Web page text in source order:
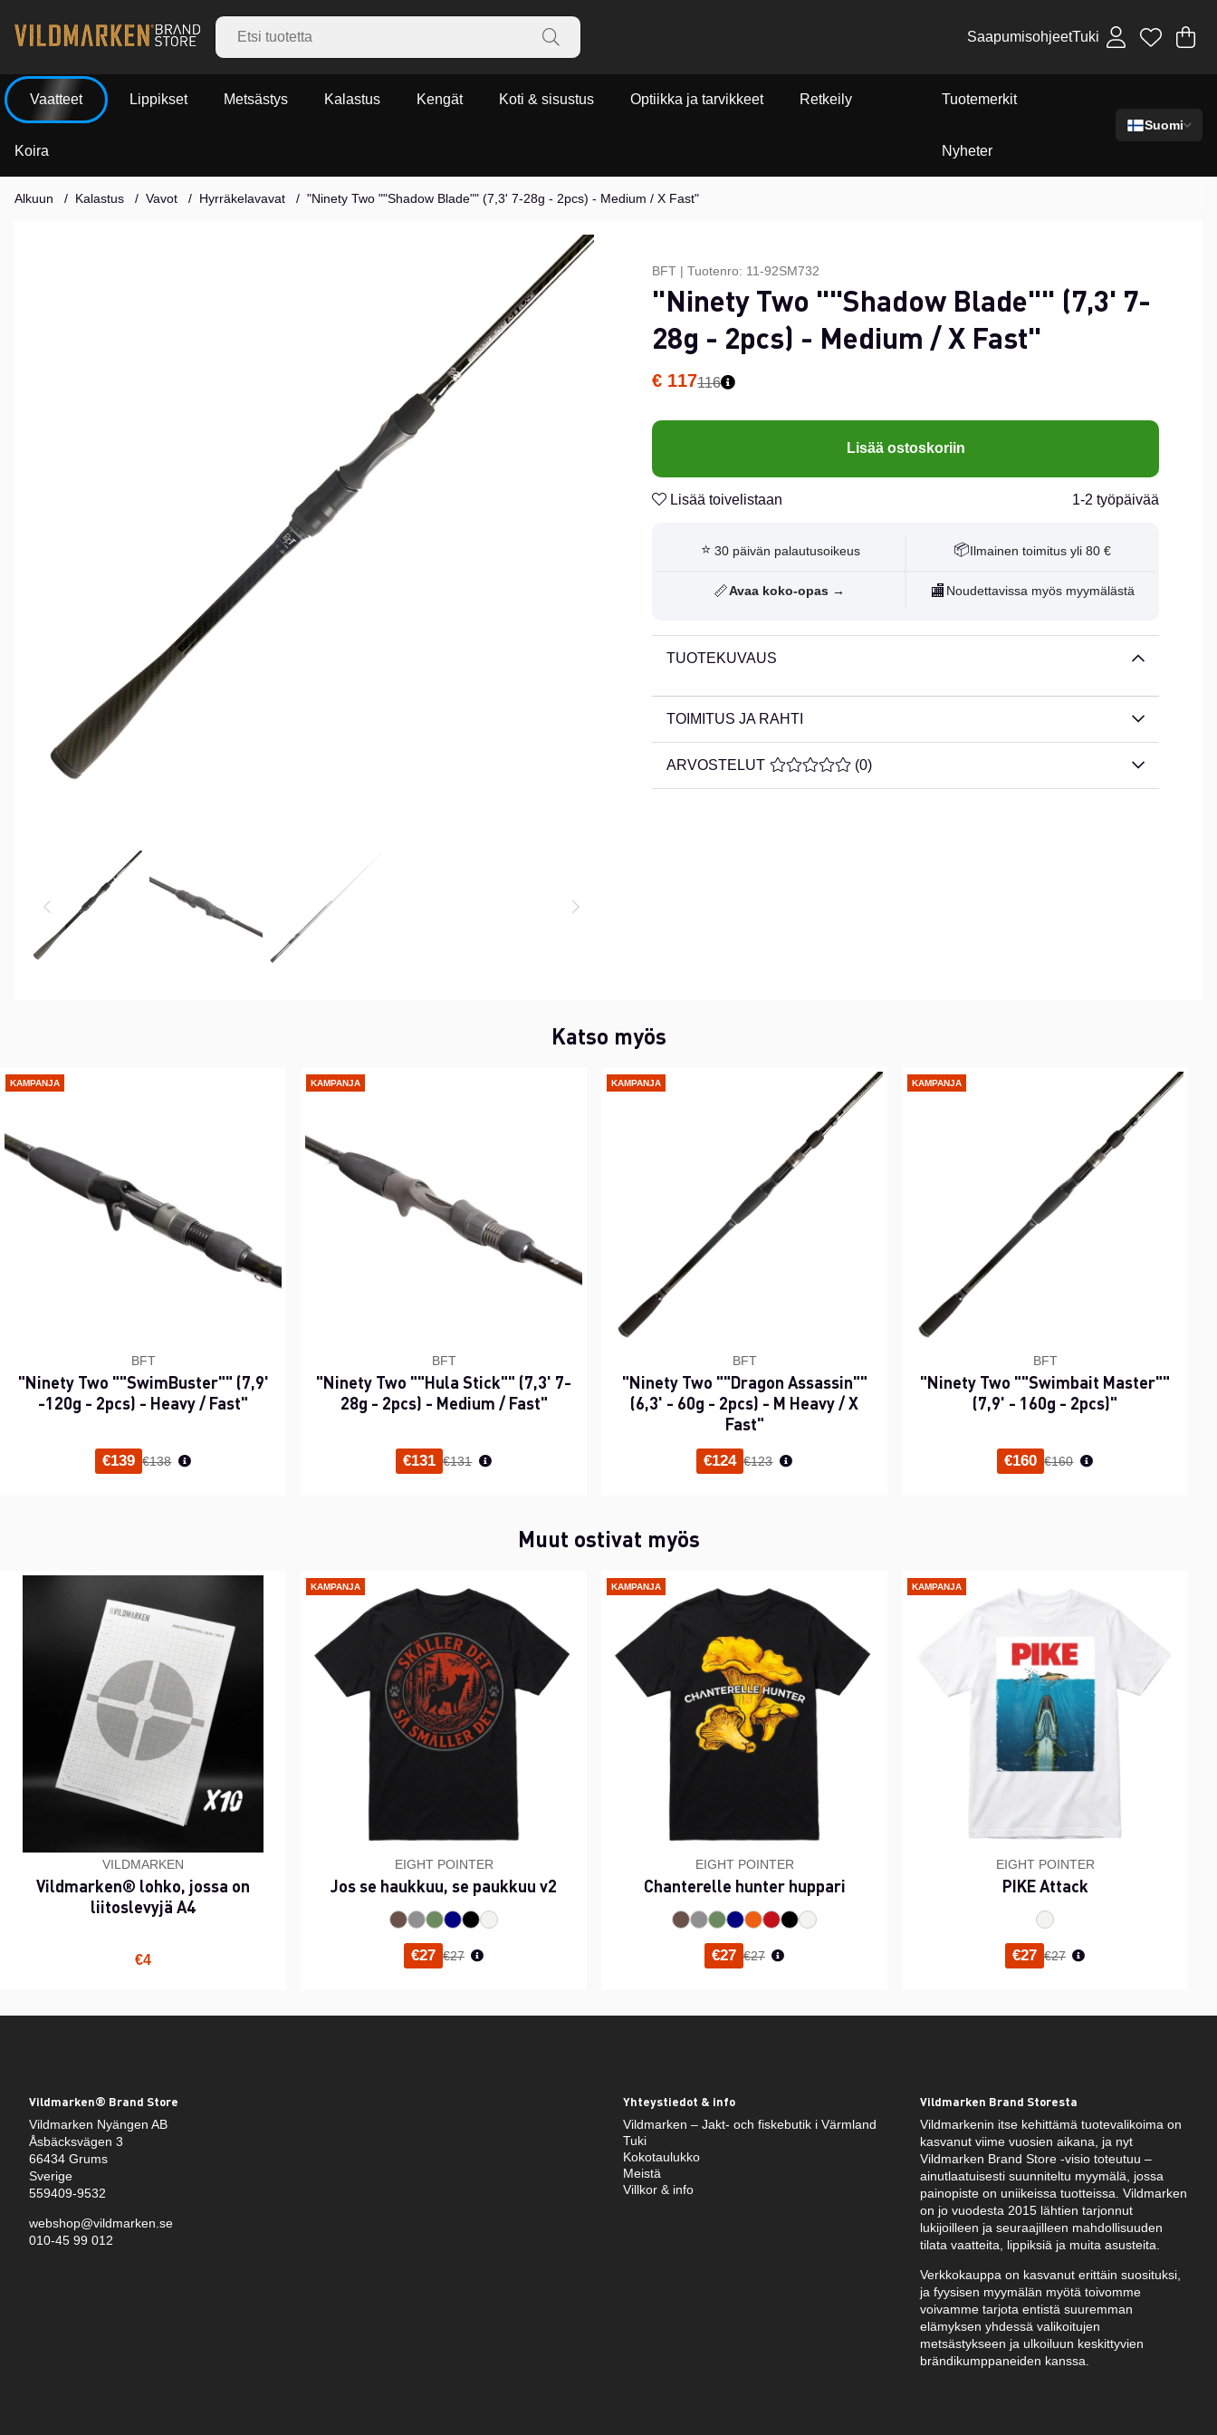
SaapumisohjeetTuki .
Vaatteet Lippikset Metsästys Kalastus Kengät Koti & sisustus Optiikka ja tarvikkeet Retkeily
Koira
Tuotemerkit
Nyheter
Suomi
Alkuun Kalastus Vavot Hyrräkelavavat "Ninety Two ""Shadow Blade"" (7,3' 7-28g - 2pcs) - Medium / X Fast"
BFT | Tuotenro: 11-92SM732
"Ninety Two ""Shadow Blade"" (7,3' 7-
28g - 2pcs) - Medium / X Fast"
€ 117116
Lisää ostoskoriin
Lisää toivelistaan 1-2 työpäivää
⭐ 30 päivän palautusoikeus 📦 Ilmainen toimitus yli 80 €
📏Avaa koko-opas → 🏬 Noudettavissa myös myymälästä
TUOTEKUVAUS
TOIMITUS JA RAHTI
ARVOSTELUT KESKIARVOLUOKITUS 0 / 5 ARVIOIDEN MÄÄRÄ 0
(0)
Katso myös
KAMPANJA
BFT
"Ninety Two ""SwimBuster"" (7,9'
-120g - 2pcs) - Heavy / Fast"
€139 Normaali hinta
€138
KAMPANJA
BFT
"Ninety Two ""Hula Stick"" (7,3' 7-
28g - 2pcs) - Medium / Fast"
€131 Normaali hinta
€131
KAMPANJA
BFT
"Ninety Two ""Dragon Assassin""
(6,3' - 60g - 2pcs) - M Heavy / X
Fast"
€124 Normaali hinta
€123
KAMPANJA
BFT
"Ninety Two ""Swimbait Master""
(7,9' - 160g - 2pcs)"
€160 Normaali hinta
€160
Muut ostivat myös
VILDMARKEN
Vildmarken® lohko, jossa on
liitoslevyjä A4
€4
KAMPANJA
EIGHT POINTER
Jos se haukkuu, se paukkuu v2
€27 Normaali hinta
€27
KAMPANJA
EIGHT POINTER
Chanterelle hunter huppari
€27 Normaali hinta
€27
KAMPANJA
EIGHT POINTER
PIKE Attack
€27 Normaali hinta
€27
Vildmarken® Brand Store
Vildmarken Nyängen AB
Åsbäcksvägen 3
66434 Grums
Sverige
559409-9532
webshop@vildmarken.se
010-45 99 012
Yhteystiedot & info
Vildmarken – Jakt- och fiskebutik i Värmland
Tuki
Kokotaulukko
Meistä
Villkor & info
Vildmarken Brand Storesta
Vildmarkenin itse kehittämä tuotevalikoima on
kasvanut viime vuosien aikana, ja nyt
Vildmarken Brand Store -visio toteutuu –
ainutlaatuisesti suunniteltu myymälä, jossa
painopiste on uniikeissa tuotteissa. Vildmarken
on jo vuodesta 2015 lähtien tarjonnut
lukijoilleen ja seuraajilleen mahdollisuuden
tilata vaatteita, lippiksiä ja muita asusteita.
Verkkokauppa on kasvanut erittäin suosituksi,
ja fyysisen myymälän myötä toivomme
voivamme tarjota entistä suuremman
elämyksen yhdessä valikoitujen
metsästykseen ja ulkoiluun keskittyvien
brändikumppaneiden kanssa.